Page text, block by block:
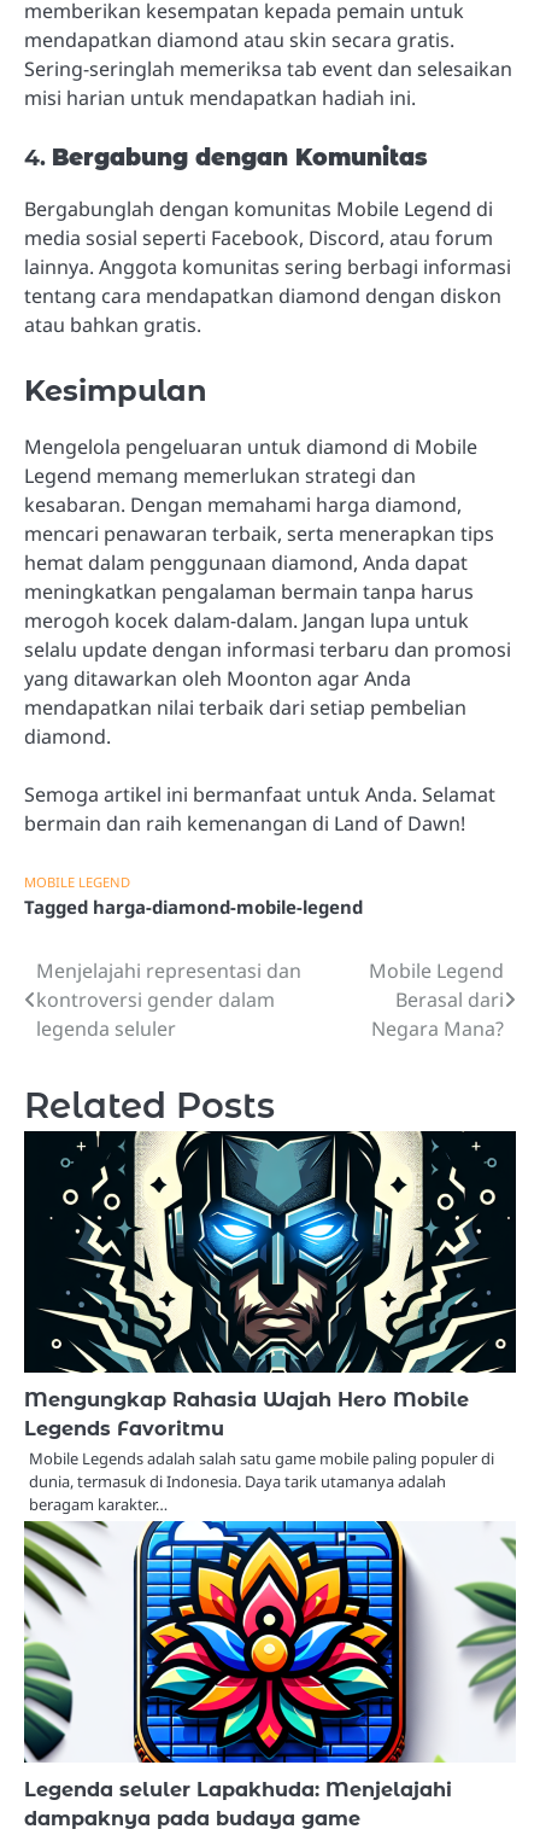
memberikan kesempatan kepada pemain untuk
mendapatkan diamond atau skin secara gratis.
Sering-seringlah memeriksa tab event dan selesaikan
misi harian untuk mendapatkan hadiah ini.
4. Bergabung dengan Komunitas
Bergabunglah dengan komunitas Mobile Legend di
media sosial seperti Facebook, Discord, atau forum
lainnya. Anggota komunitas sering berbagi informasi
tentang cara mendapatkan diamond dengan diskon
atau bahkan gratis.
Kesimpulan
Mengelola pengeluaran untuk diamond di Mobile
Legend memang memerlukan strategi dan
kesabaran. Dengan memahami harga diamond,
mencari penawaran terbaik, serta menerapkan tips
hemat dalam penggunaan diamond, Anda dapat
meningkatkan pengalaman bermain tanpa harus
merogoh kocek dalam-dalam. Jangan lupa untuk
selalu update dengan informasi terbaru dan promosi
yang ditawarkan oleh Moonton agar Anda
mendapatkan nilai terbaik dari setiap pembelian
diamond.
Semoga artikel ini bermanfaat untuk Anda. Selamat
bermain dan raih kemenangan di Land of Dawn!
MOBILE LEGEND
Tagged harga-diamond-mobile-legend
Post
navigation
Menjelajahi representasi dan
kontroversi gender dalam
legenda seluler
Mobile Legend
Berasal dari
Negara Mana?
Related Posts
Mengungkap Rahasia Wajah Hero Mobile
Legends Favoritmu
Mobile Legends adalah salah satu game mobile paling populer di
dunia, termasuk di Indonesia. Daya tarik utamanya adalah
beragam karakter…
Legenda seluler Lapakhuda: Menjelajahi
dampaknya pada budaya game